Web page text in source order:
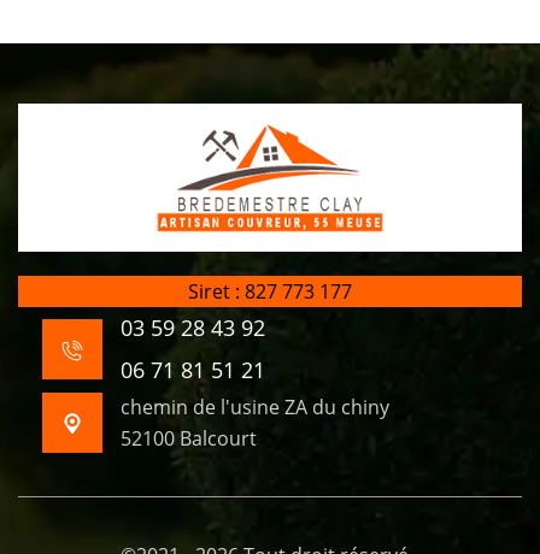
Siret : 827 773 177
03 59 28 43 92
06 71 81 51 21
chemin de l'usine ZA du chiny
52100 Balcourt